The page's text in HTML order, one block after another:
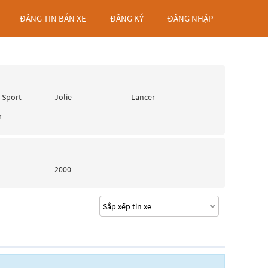
ĐĂNG TIN BÁN XE ĐĂNG KÝ ĐĂNG NHẬP
Sport Jolie
Lancer
2000